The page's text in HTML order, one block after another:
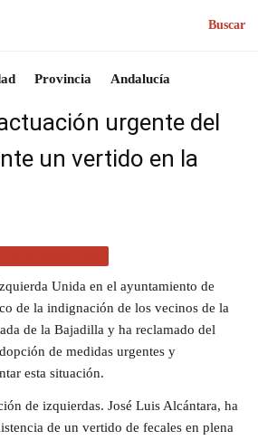
Buscar
Provincia Andalucía
urgente del
un vertido en la
Unida en el ayuntamiento de
de la indignación de los vecinos de la
de la Bajadilla y ha reclamado del
de medidas urgentes y
esta situación.
de izquierdas. José Luis Alcántara, ha
de un vertido de fecales en plena